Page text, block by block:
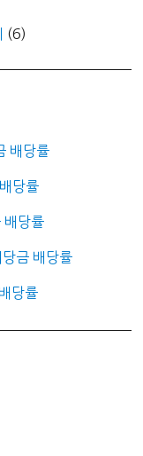
(6)
배당률
당률
배당률
금 배당률
당률